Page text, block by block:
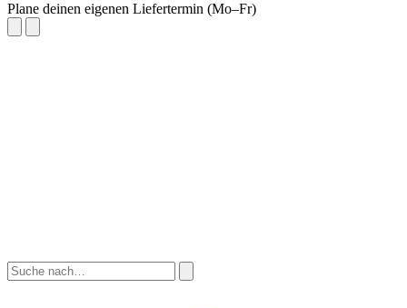
Plane deinen eigenen Liefertermin (Mo–Fr)